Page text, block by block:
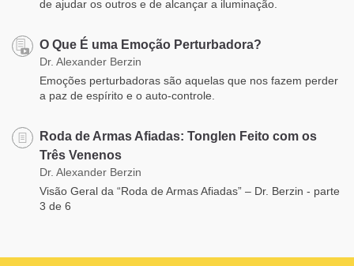
de ajudar os outros e de alcançar a iluminação.
​O Que É uma Emoção Perturbadora?
Dr. Alexander Berzin
Emoções perturbadoras são aquelas que nos fazem perder
a paz de espírito e o auto-controle.
Roda de Armas Afiadas: Tonglen Feito com os
Três Venenos
Dr. Alexander Berzin
Visão Geral da “Roda de Armas Afiadas” – Dr. Berzin - parte
3 de 6